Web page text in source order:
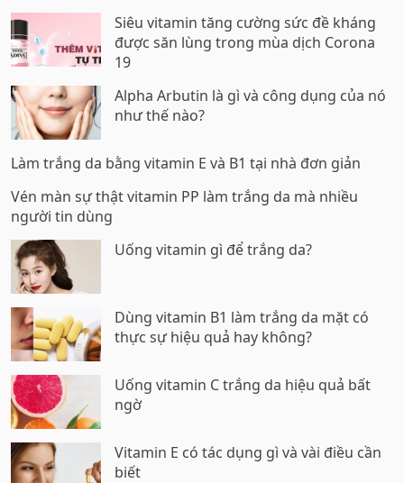
Siêu vitamin tăng cường sức đề kháng
được săn lùng trong mùa dịch Corona
19
Alpha Arbutin là gì và công dụng của nó
như thế nào?
Làm trắng da bằng vitamin E và B1 tại nhà đơn giản
Vén màn sự thật vitamin PP làm trắng da mà nhiều
người tin dùng
Uống vitamin gì để trắng da?
Dùng vitamin B1 làm trắng da mặt có
thực sự hiệu quả hay không?
Uống vitamin C trắng da hiệu quả bất
ngờ
Vitamin E có tác dụng gì và vài điều cần
biết